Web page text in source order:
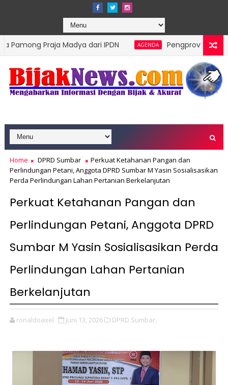
Madya dari IPDN AGENDA Pengprov Squash
Home DPRD Sumbar
Perkuat Ketahanan Pangan dan
Perlindungan Petani, Anggota DPRD Sumbar M Yasin Sosialisasikan
Perda Perlindungan Lahan Pertanian Berkelanjutan
Perkuat Ketahanan Pangan dan
Perlindungan Petani, Anggota DPRD
Sumbar M Yasin Sosialisasikan Perda
Perlindungan Lahan Pertanian
Berkelanjutan
ronaldoaxel Juni 13, 2026 DPRD Sumbar,